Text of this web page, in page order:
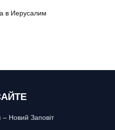
в Иерусалим
– Новий Заповіт